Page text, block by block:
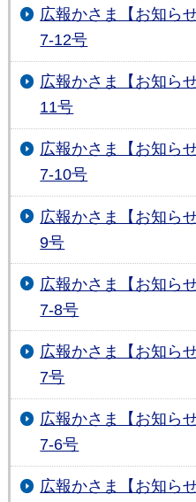
広報かさま【お知ら
7-12号
広報かさま【お知ら
11号
広報かさま【お知ら
7-10号
広報かさま【お知ら
9号
広報かさま【お知ら
7-8号
広報かさま【お知ら
7号
広報かさま【お知ら
7-6号
広報かさま【お知ら